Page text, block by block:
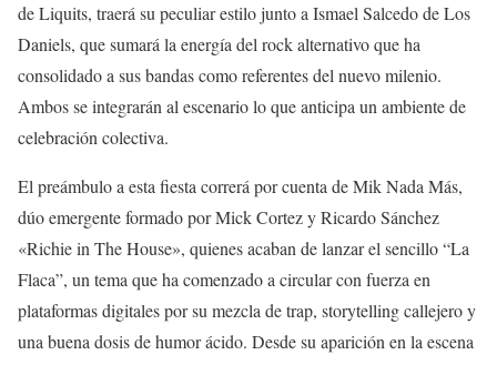
de Liquits, traerá su peculiar estilo junto a Ismael Salcedo de Los
Daniels, que sumará la energía del rock alternativo que ha
consolidado a sus bandas como referentes del nuevo milenio.
Ambos se integrarán al escenario lo que anticipa un ambiente de
celebración colectiva.
El preámbulo a esta fiesta correrá por cuenta de Mik Nada Más,
dúo emergente formado por Mick Cortez y Ricardo Sánchez
«Richie in The House», quienes acaban de lanzar el sencillo “La
Flaca”, un tema que ha comenzado a circular con fuerza en
plataformas digitales por su mezcla de trap, storytelling callejero y
una buena dosis de humor ácido. Desde su aparición en la escena